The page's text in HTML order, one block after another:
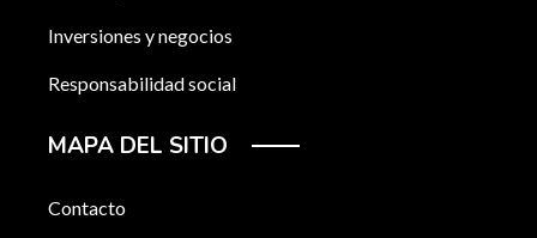
Inversiones y negocios
Responsabilidad social
MAPA DEL SITIO
Contacto